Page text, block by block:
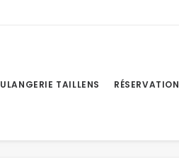
TAILLENS RÉSERVATION